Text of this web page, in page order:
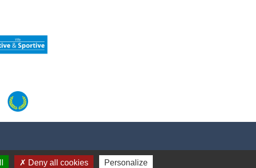
Deny all cookies Personalize